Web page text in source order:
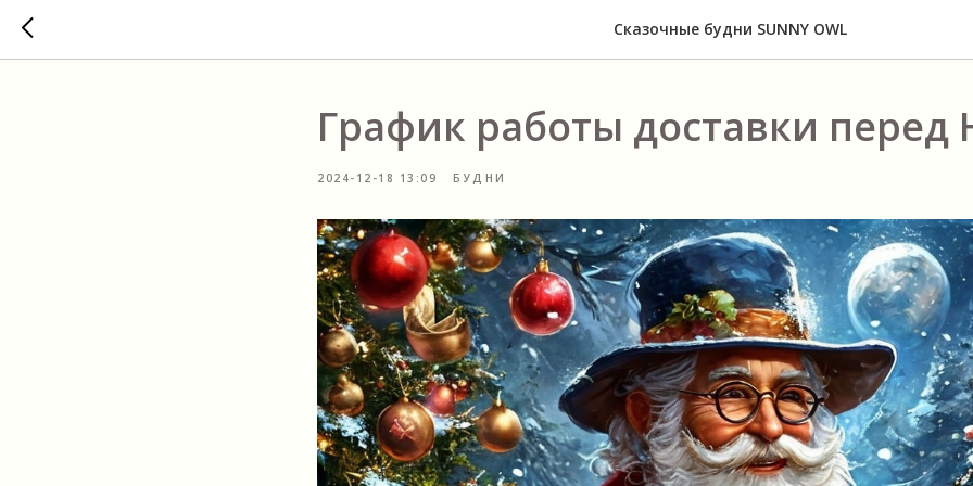
Сказочные будни SUNNY OWL
График работы доставки перед
2024-12-18 13:09 БУДНИ